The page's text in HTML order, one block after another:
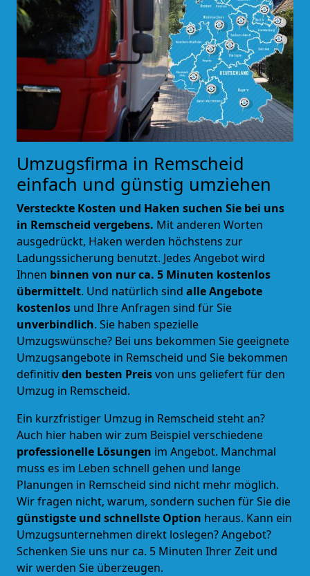
Umzugsfirma in Remscheid
einfach und günstig umziehen
Versteckte Kosten und Haken suchen Sie bei uns
in Remscheid vergebens. Mit anderen Worten
ausgedrückt, Haken werden höchstens zur
Ladungssicherung benutzt. Jedes Angebot wird
Ihnen binnen von nur ca. 5 Minuten kostenlos
übermittelt. Und natürlich sind alle Angebote
kostenlos und Ihre Anfragen sind für Sie
unverbindlich. Sie haben spezielle
Umzugswünsche? Bei uns bekommen Sie geeignete
Umzugsangebote in Remscheid und Sie bekommen
definitivden besten Preisvon uns geliefert für den
Umzug in Remscheid.
Ein kurzfristiger Umzug in Remscheid steht an?
Auch hier haben wir zum Beispiel verschiedene
professionelle Lösungen im Angebot. Manchmal
muss es im Leben schnell gehen und lange
Planungen in Remscheid sind nicht mehr möglich.
Wir fragen nicht, warum, sondern suchen für Sie die
günstigste und schnellste Option heraus. Kann ein
Umzugsunternehmen direkt loslegen? Angebot?
Schenken Sie uns nur ca. 5 Minuten Ihrer Zeit und
wir werden Sie überzeugen.